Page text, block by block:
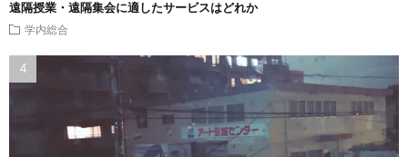
遠隔授業・遠隔集会に適したサービスはどれか
学内総合